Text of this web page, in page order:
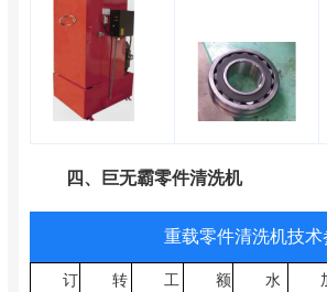
四、巨无霸零件清洗机
重载零件清洗机技术
订 转 工 额 水